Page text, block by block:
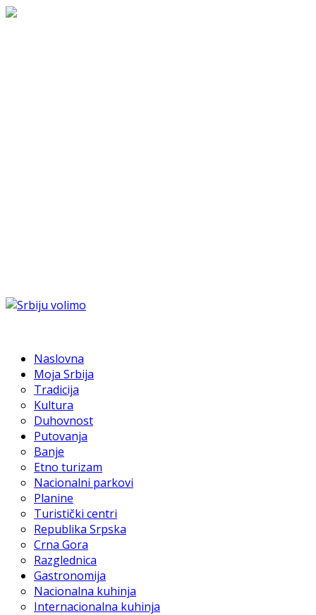
Naslovna
Moja Srbija
Tradicija
Kultura
Duhovnost
Putovanja
Banje
Etno turizam
Nacionalni parkovi
Planine
Turistički centri
Republika Srpska
Crna Gora
Razglednica
Gastronomija
Nacionalna kuhinja
Internacionalna kuhinja